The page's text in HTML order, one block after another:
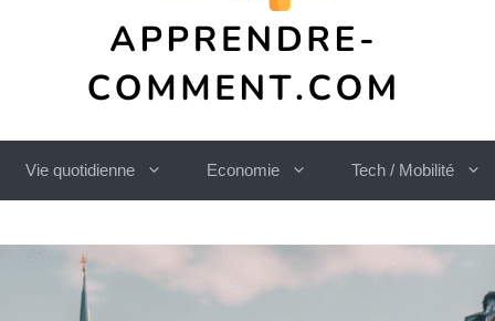
Vie quotidienne Economie Tech / Mobilité